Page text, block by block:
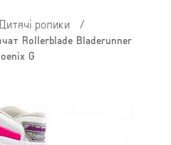
Дитячі ролики /
Rollerblade Bladerunner
G